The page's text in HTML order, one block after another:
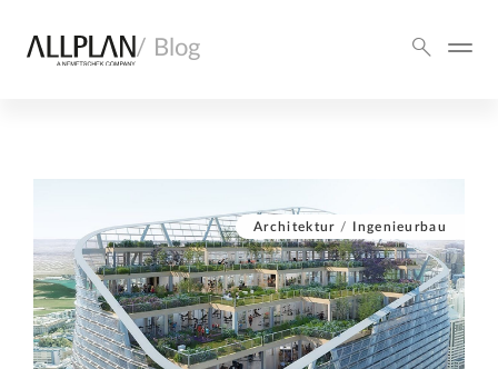
/ Blog
Architektur / Ingenieurbau